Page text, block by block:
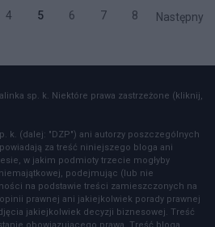
4 5 6 7 8 Następny
sp. k. Niektóre prawa zastrzeżone (kliknij,
k. (dalej: "DZP") ani autorzy poszczególnych
za treść niniejszego bloga ani
w jakim podmioty trzecie mogłyby
podejmując (lub nie
na podstawie treści zamieszczonych na
prawnej ani jakiejkolwiek porady prawnej
jakiejkolwiek decyzji biznesowej. Treść